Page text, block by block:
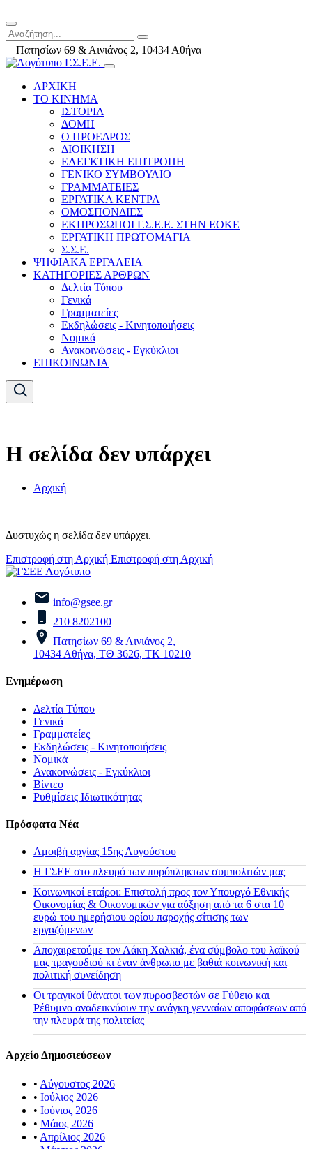
Πατησίων 69 & Αινιάνος 2, 10434 Αθήνα
ΑΡΧΙΚΗ
ΤΟ ΚΙΝΗΜΑ
ΙΣΤΟΡΙΑ
ΔΟΜΗ
Ο ΠΡΟΕΔΡΟΣ
ΔΙΟΙΚΗΣΗ
ΕΛΕΓΚΤΙΚΗ ΕΠΙΤΡΟΠΗ
ΓΕΝΙΚΟ ΣΥΜΒΟΥΛΙΟ
ΓΡΑΜΜΑΤΕΙΕΣ
ΕΡΓΑΤΙΚΑ ΚΕΝΤΡΑ
ΟΜΟΣΠΟΝΔΙΕΣ
ΕΚΠΡΟΣΩΠΟΙ Γ.Σ.Ε.Ε. ΣΤΗΝ ΕΟΚΕ
ΕΡΓΑΤΙΚΗ ΠΡΩΤΟΜΑΓΙΑ
Σ.Σ.Ε.
ΨΗΦΙΑΚΑ ΕΡΓΑΛΕΙΑ
ΚΑΤΗΓΟΡΙΕΣ ΑΡΘΡΩΝ
Δελτία Τύπου
Γενικά
Γραμματείες
Εκδηλώσεις - Κινητοποιήσεις
Νομικά
Ανακοινώσεις - Εγκύκλιοι
ΕΠΙΚΟΙΝΩΝΙΑ
Η σελίδα δεν υπάρχει
Αρχική
Δυστυχώς η σελίδα δεν υπάρχει.
Επιστροφή στη Αρχική Επιστροφή στη Αρχική
info@gsee.gr
210 8202100
Πατησίων 69 & Αινιάνος 2,
10434 Αθήνα, ΤΘ 3626, ΤΚ 10210
Ενημέρωση
Δελτία Τύπου
Γενικά
Γραμματείες
Εκδηλώσεις - Κινητοποιήσεις
Νομικά
Ανακοινώσεις - Εγκύκλιοι
Βίντεο
Ρυθμίσεις Ιδιωτικότητας
Πρόσφατα Νέα
Αμοιβή αργίας 15ης Αυγούστου
H ΓΣΕΕ στο πλευρό των πυρόπληκτων συμπολιτών μας
Κοινωνικοί εταίροι: Επιστολή προς τον Υπουργό Εθνικής
Οικονομίας & Οικονομικών για αύξηση από τα 6 στα 10
ευρώ του ημερήσιου ορίου παροχής σίτισης των
εργαζόμενων
Αποχαιρετούμε τον Λάκη Χαλκιά, ένα σύμβολο του λαϊκού
μας τραγουδιού κι έναν άνθρωπο με βαθιά κοινωνική και
πολιτική συνείδηση
Οι τραγικοί θάνατοι των πυροσβεστών σε Γύθειο και
Ρέθυμνο αναδεικνύουν την ανάγκη γενναίων αποφάσεων από
την πλευρά της πολιτείας
Αρχείο Δημοσιεύσεων
• Αύγουστος 2026
• Ιούλιος 2026
• Ιούνιος 2026
• Μάιος 2026
• Απρίλιος 2026